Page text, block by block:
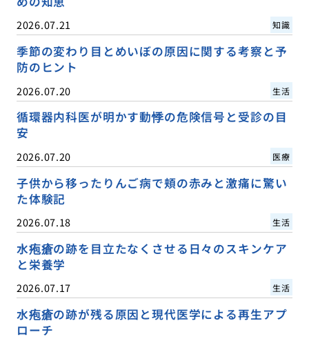
2026.07.21 知識
季節の変わり目とめいぼの原因に関する考察と予
防のヒント
2026.07.20 生活
循環器内科医が明かす動悸の危険信号と受診の目
安
2026.07.20 医療
子供から移ったりんご病で頬の赤みと激痛に驚い
た体験記
2026.07.18 生活
水疱瘡の跡を目立たなくさせる日々のスキンケア
と栄養学
2026.07.17 生活
水疱瘡の跡が残る原因と現代医学による再生アプ
ローチ